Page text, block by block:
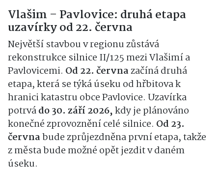
Vlašim – Pavlovice: druhá etapa
uzavírky od 22. června
Největší stavbou v regionu zůstává
rekonstrukce silnice II/125 mezi Vlašimí a
Pavlovicemi. Od 22. červnazačíná druhá
etapa, která se týká úseku od hřbitova k
hranici katastru obce Pavlovice. Uzavírka
potrvádo 30. září 2026,kdy je plánováno
konečné zprovoznění celé silnice. Od 23.
červnabude zprůjezdněna první etapa, takže
z města bude možné opět jezdit v daném
úseku.